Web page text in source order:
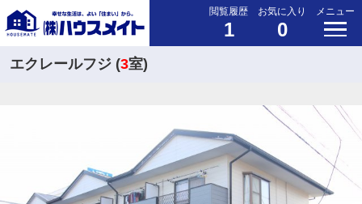
閲覧履歴
1
お気に入り
0
メニュー
エクレールフジ (3室)